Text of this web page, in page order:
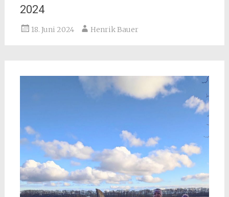
2024
18. Juni 2024 Henrik Bauer